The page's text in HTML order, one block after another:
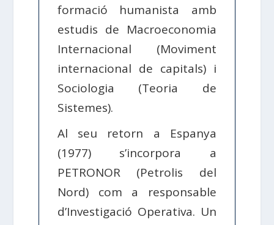
formació humanista amb
estudis de Macroeconomia
Internacional (Moviment
internacional de capitals) i
Sociologia (Teoria de
Sistemes).
Al seu retorn a Espanya
(1977) s’incorpora a
PETRONOR (Petrolis del
Nord) com a responsable
d’Investigació Operativa. Un